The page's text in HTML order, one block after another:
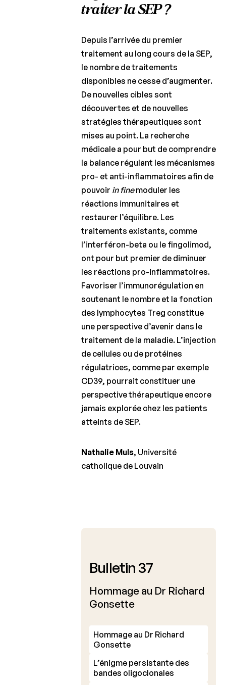
traiter la SEP ?
Depuis l’arrivée du premier
traitement au long cours de la SEP,
le nombre de traitements
disponibles ne cesse d’augmenter.
De nouvelles cibles sont
découvertes et de nouvelles
stratégies thérapeutiques sont
mises au point. La recherche
médicale a pour but de comprendre
la balance régulant les mécanismes
pro- et anti-inflammatoires afin de
pouvoir in finemoduler les
réactions immunitaires et
restaurer l’équilibre. Les
traitements existants, comme
l’interféron-beta ou le fingolimod,
ont pour but premier de diminuer
les réactions pro-inflammatoires.
Favoriser l’immunorégulation en
soutenant le nombre et la fonction
des lymphocytes Treg constitue
une perspective d’avenir dans le
traitement de la maladie. L’injection
de cellules ou de protéines
régulatrices, comme par exemple
CD39, pourrait constituer une
perspective thérapeutique encore
jamais explorée chez les patients
atteints de SEP.
Nathalie Muls, Université
catholique de Louvain
Bulletin 37
Hommage au Dr Richard
Gonsette
Hommage au Dr Richard
Gonsette
L’énigme persistante des
bandes oligoclonales